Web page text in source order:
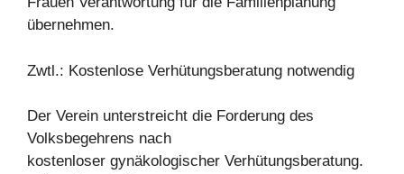
übernehmen.
Zwtl.: Kostenlose Verhütungsberatung notwendig
Der Verein unterstreicht die Forderung des
Volksbegehrens nach
kostenloser gynäkologischer Verhütungsberatung.